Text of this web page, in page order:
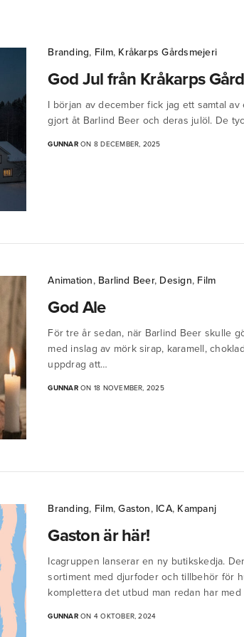
Branding, Film, Kråkarps Gårdsmejeri
God Jul från Kråkarps
I början av december fick jag ett samtal
gjort åt Barlind Beer och deras julöl. De
GUNNARON 8 DECEMBER, 2025
Animation, Barlind Beer, Design, Film
God Ale
För tre år sedan, när Barlind Beer skulle
med inslag av mörk sirap, karamell,
uppdrag att…
GUNNARON 18 NOVEMBER, 2025
Branding, Film,Gaston, ICA, Kampanj
Gaston är här!
Icagruppen lanserar en ny butikskedja.
sortiment med djurfoder och tillbehör för
komplettera det utbud man redan har
GUNNARON 4 OKTOBER, 2024